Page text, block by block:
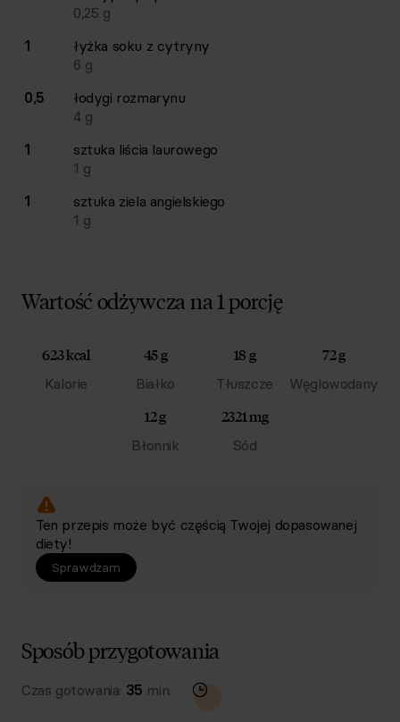
0,25 g
1
łyżka soku z cytryny
6 g
0,5
łodygi rozmarynu
4g
1
sztuka liścia laurowego
1 g
1
sztuka ziela angielskiego
1 g
Wartość odżywcza na 1 porcję
623 kcal
Kalorie
45 g
Białko
18 g
Tłuszcze
72 g
Węglowodany
12 g
Błonnik
2321 mg
Sód
Ten przepis może być częścią Twojej dopasowanej
diety!
Sprawdzam
Sposób przygotowania
Czas gotowania: 35 min.